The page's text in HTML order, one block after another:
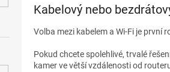
Kabelový nebo
Volba mezi kabelem a Wi-Fi je první
Pokud chcete spolehlivé, trvalé
kamer ve větší vzdálenosti od